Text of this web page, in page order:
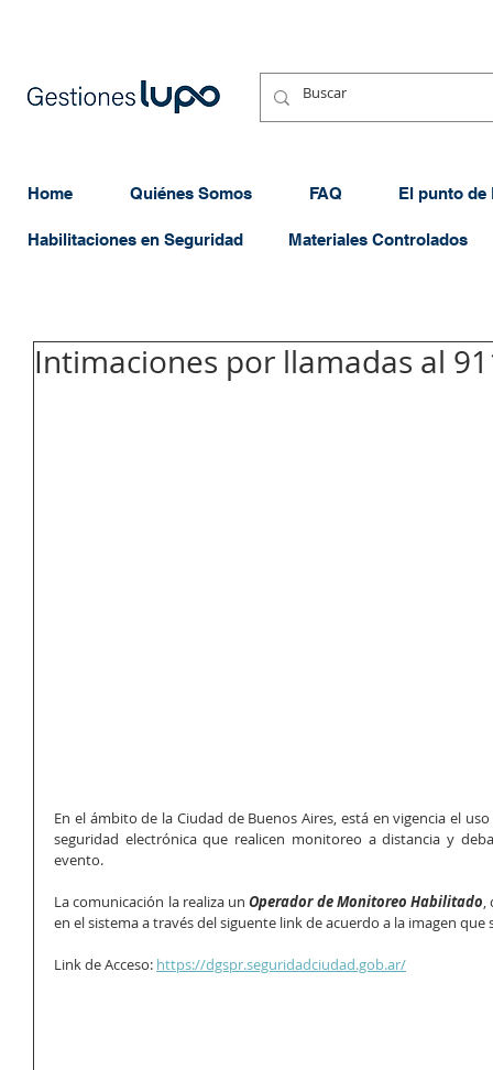
Home Quiénes Somos FAQ El punto de
Habilitaciones en Seguridad Materiales Controlados
Intimaciones por llamadas al
En el ámbito de la Ciudad de Buenos Aires, está en vigencia el
seguridad electrónica que realicen monitoreo a distancia y
evento.
La comunicación la realiza un Operador de Monitoreo Habilitado,
en el sistema a través del siguente link de acuerdo a la imagen
Link de Acceso: https://dgspr.seguridadciudad.gob.ar/